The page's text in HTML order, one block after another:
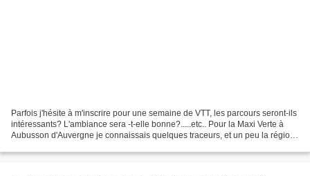
Parfois j'hésite à m'inscrire pour une semaine de VTT, les parcours seront-ils
intéressants? L'ambiance sera -t-elle bonne?.....etc.. Pour la Maxi Verte à
Aubusson d'Auvergne je connaissais quelques traceurs, et un peu la région,